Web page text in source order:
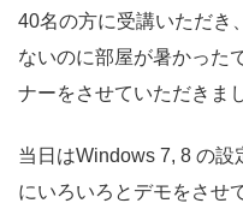
40名の方に受講いただき
ないのに部屋が暑かった
ナーをさせていただきま
当日はWindows 7, 8 の
にいろいろとデモをさせ